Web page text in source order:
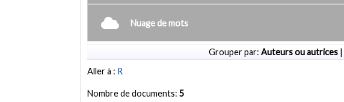
Nuage de mots
Grouper par: Auteurs ou autrices |
Aller à : R
Nombre de documents:5